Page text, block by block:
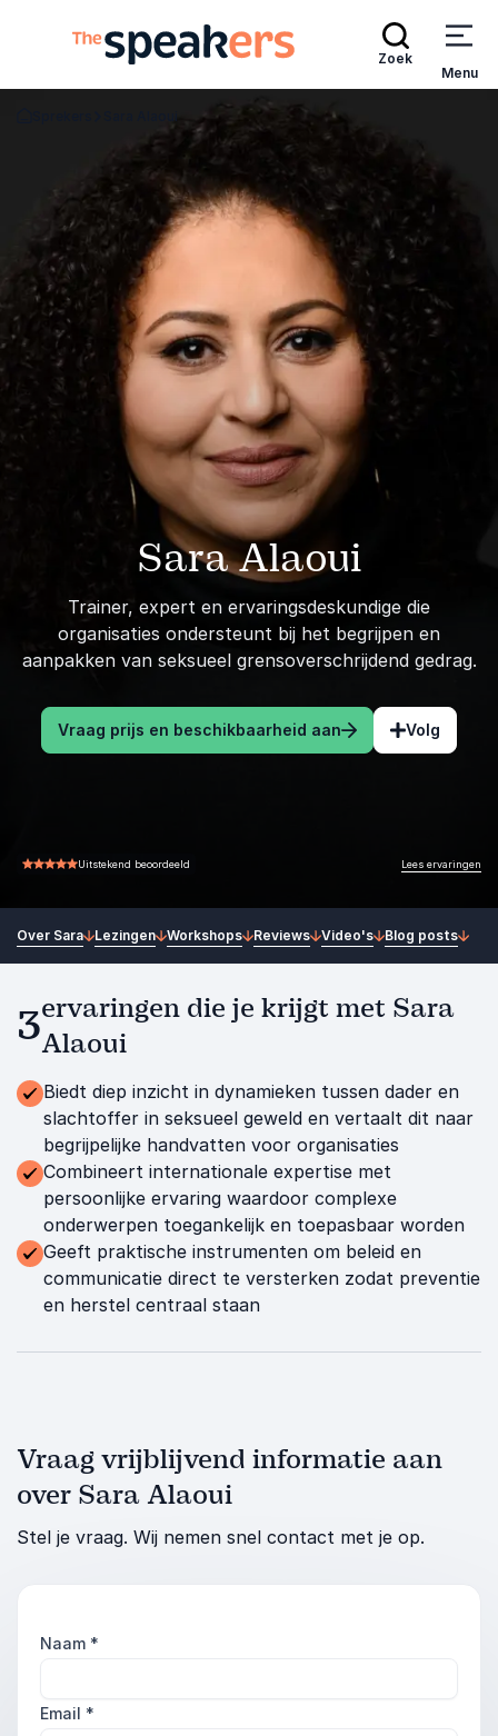
Zoek
Menu
Terug naar de startpagina
Sara Alaoui
Trainer, expert en ervaringsdeskundige die
organisaties ondersteunt bij het begrijpen en
aanpakken van seksueel grensoverschrijdend gedrag.
Vraag prijs en beschikbaarheid aan Volg
5.00 van 5 Uitstekend beoordeeld Lees ervaringen
Over Sara Lezingen Workshops Reviews Video's Blog posts
3ervaringen die je krijgt met Sara
Alaoui
Biedt diep inzicht in dynamieken tussen dader en
slachtoffer in seksueel geweld en vertaalt dit naar
begrijpelijke handvatten voor organisaties
Combineert internationale expertise met
persoonlijke ervaring waardoor complexe
onderwerpen toegankelijk en toepasbaar worden
Geeft praktische instrumenten om beleid en
communicatie direct te versterken zodat preventie
en herstel centraal staan
Vraag vrijblijvend informatie aan
over Sara Alaoui
Stel je vraag. Wij nemen snel contact met je op.
Naam *
Email *